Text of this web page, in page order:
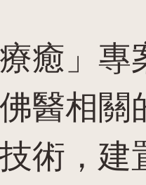
療癒」
醫相關
術，建